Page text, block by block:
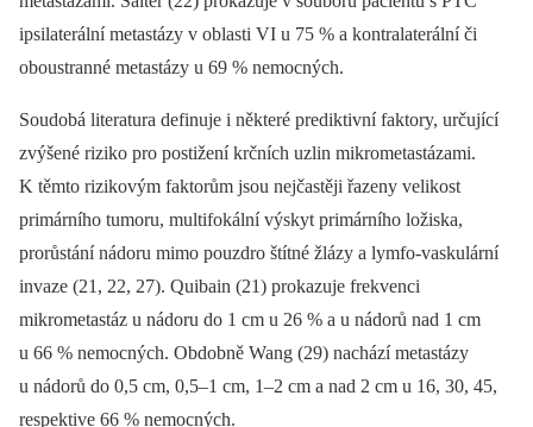
ipsilaterální metastázy v oblasti VI u 75 % a kontralaterální či
oboustranné metastázy u 69 % nemocných.
Soudobá literatura definuje i některé prediktivní faktory, určující
zvýšené riziko pro postižení krčních uzlin mikrometastázami.
K těmto rizikovým faktorům jsou nejčastěji řazeny velikost
primárního tumoru, multifokální výskyt primárního ložiska,
prorůstání nádoru mimo pouzdro štítné žlázy a lymfo-vaskulární
invaze (21, 22, 27). Quibain (21) prokazuje frekvenci
mikrometastáz u nádoru do 1 cm u 26 % a u nádorů nad 1 cm
u 66 % nemocných. Obdobně Wang (29) nachází metastázy
u nádorů do 0,5 cm, 0,5–1 cm, 1–2 cm a nad 2 cm u 16, 30, 45,
respektive 66 % nemocných.